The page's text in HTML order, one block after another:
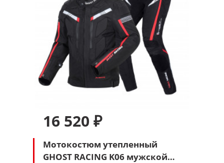
16 520 ₽
Мотокостюм утепленный
GHOST RACING K06 мужской